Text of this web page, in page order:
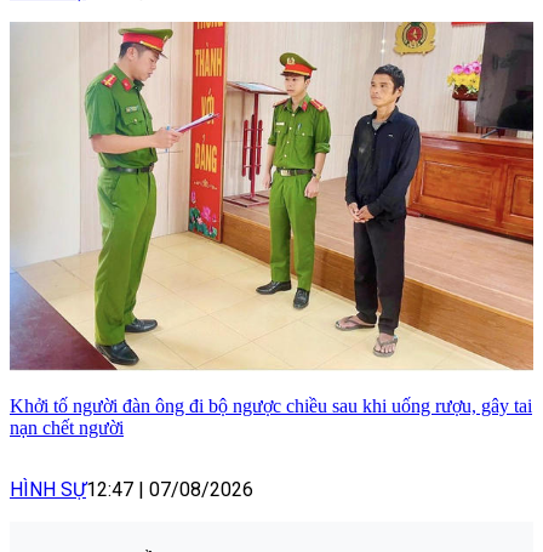
Khởi tố người đàn ông đi bộ ngược chiều sau khi uống rượu, gây tai
nạn chết người
HÌNH SỰ12:47 | 07/08/2026